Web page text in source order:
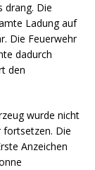
drang. Die
Ladung auf
Die Feuerwehr
dadurch
den
wurde nicht
fortsetzen. Die
Anzeichen